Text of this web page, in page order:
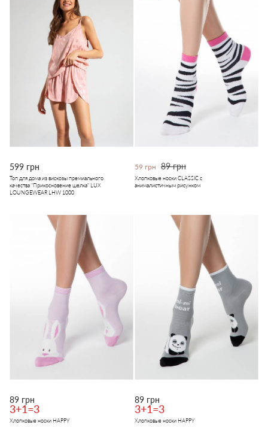
599 грн
Топ для дома из вискозы премиального
качества "Прикосновение шелка" LUX
LOUNGEWEAR LHW 1000
59 грн 89 грн
Хлопковые носки CLASSIC с
анималистичным рисунком
89 грн
3+1=3
Хлопковые носки HAPPY
89 грн
3+1=3
Хлопковые носки HAPPY